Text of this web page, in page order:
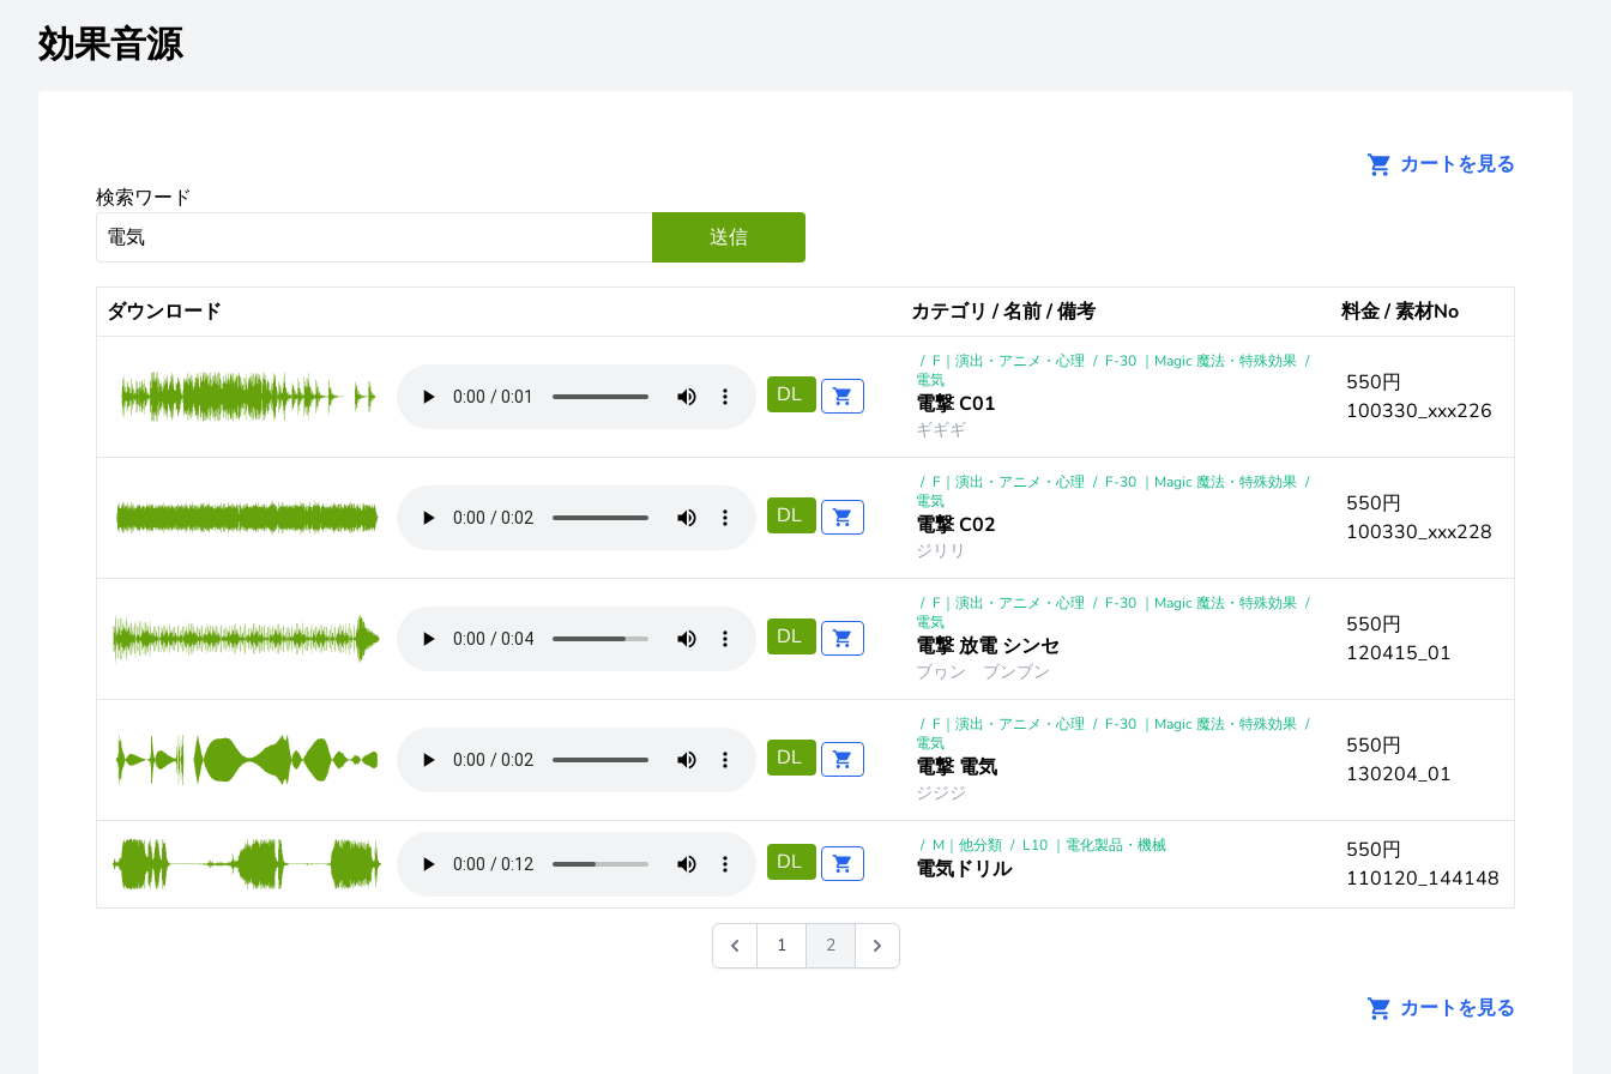
効果音源
カートを見る
検索ワード
送信
ダウンロード カテゴリ / 名前 / 備考 料金 / 素材No
DL
/ F｜演出・アニメ・心理 / F-30 ｜Magic 魔法・特殊効果 /
電気
電撃 C01
ギギギ
550円
100330_xxx226
DL
/ F｜演出・アニメ・心理 / F-30 ｜Magic 魔法・特殊効果 /
電気
電撃 C02
ジリリ
550円
100330_xxx228
DL
/ F｜演出・アニメ・心理 / F-30 ｜Magic 魔法・特殊効果 /
電気
電撃 放電 シンセ
ブヮン ブンブン
550円
120415_01
DL
/ F｜演出・アニメ・心理 / F-30 ｜Magic 魔法・特殊効果 /
電気
電撃 電気
ジジジ
550円
130204_01
DL
/ M｜他分類 / L10 ｜電化製品・機械
電気ドリル
550円
110120_144148
1 2
カートを見る